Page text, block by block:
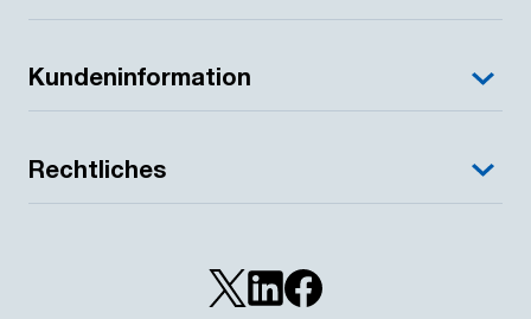
Kundeninformation
Rechtliches